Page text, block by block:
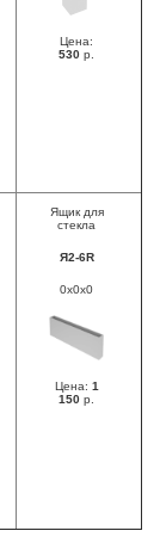
Цена:
530 р.
Ящик для
стекла
Я2-6R
0x0x0
Цена: 1
150 р.